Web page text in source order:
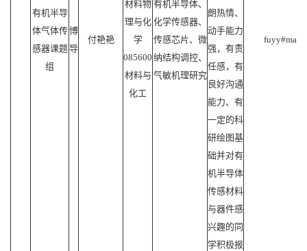
有机半导
体气体传
感器课题
组
博
导
付艳艳
材料物
理与化
学
085600
材料与
化工
有机半导体、
化学传感器、
传感芯片、微
纳结构调控、
气敏机理研究
朗热情、
动手能力
强，有责
任感，有
良好沟通
能力、有
一定的科
研绘图基
础并对有
机半导体
传感材料
与器件感
兴趣的同
学积极报